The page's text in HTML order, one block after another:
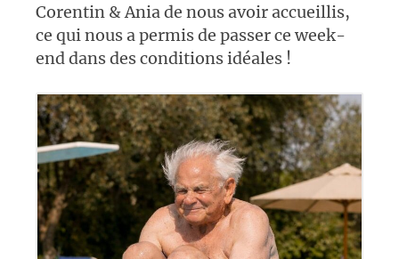
Corentin & Ania de nous avoir accueillis,
ce qui nous a permis de passer ce week-
end dans des conditions idéales !